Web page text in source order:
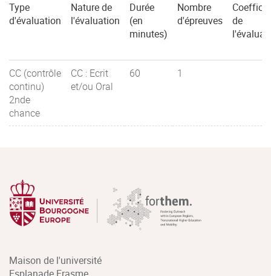
Type
d'évaluation
Nature de
l'évaluation
Durée
(en
minutes)
Nombre
d'épreuves
de
CC (contrôle
continu)
2nde
chance
CC : Ecrit
et/ou Oral
60 1
Maison de l'université